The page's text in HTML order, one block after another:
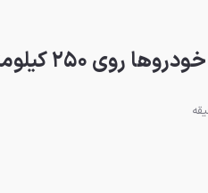
بر ساعت محدود شده است؟